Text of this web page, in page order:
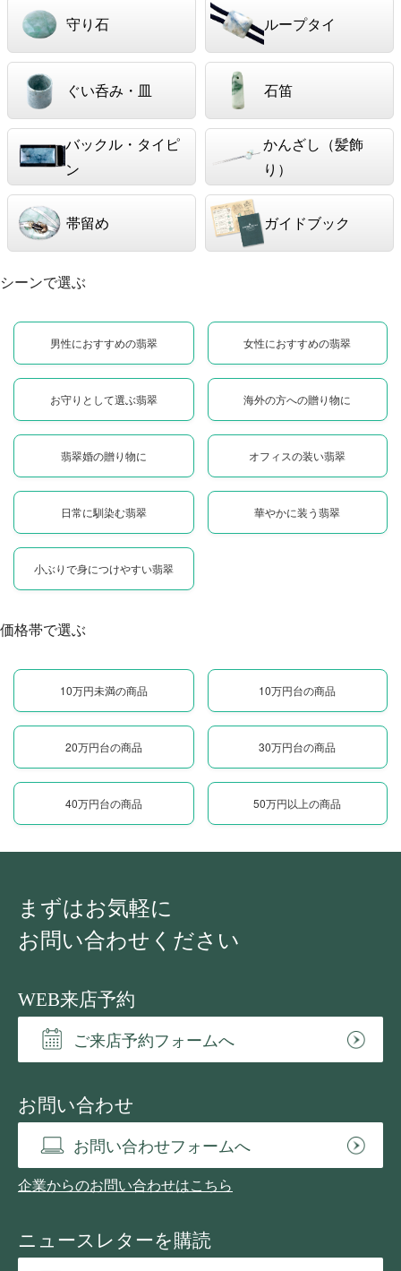
守り石 ループタイ
ぐい呑み・皿 石笛
バックル・タイピ
ン
かんざし（髪飾
り）
帯留め ガイドブック
シーンで選ぶ
男性におすすめの翡翠 女性におすすめの翡翠
お守りとして選ぶ翡翠 海外の方への贈り物に
翡翠婚の贈り物に オフィスの装い翡翠
日常に馴染む翡翠 華やかに装う翡翠
小ぶりで身につけやすい翡翠
価格帯で選ぶ
10万円未満の商品 10万円台の商品
20万円台の商品 30万円台の商品
40万円台の商品 50万円以上の商品
まずはお気軽に
お問い合わせください
WEB来店予約
ご来店予約フォームへ
お問い合わせ
お問い合わせフォームへ
企業からのお問い合わせはこちら
ニュースレターを購読